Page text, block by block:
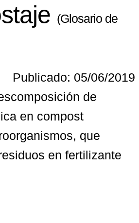
(Glosario de
Publicado: 05/06/2019
de
en compost
que
en fertilizante